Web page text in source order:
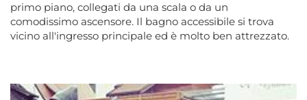
primo piano, collegati da una scala o da un
comodissimo ascensore. Il bagno accessibile si trova
vicino all'ingresso principale ed è molto ben attrezzato.